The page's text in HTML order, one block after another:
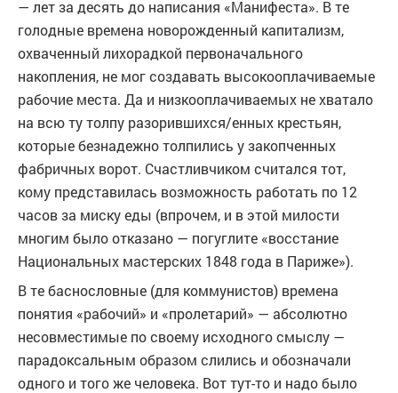
— лет за десять до написания «Манифеста». В те
голодные времена новорожденный капитализм,
охваченный лихорадкой первоначального
накопления, не мог создавать высокооплачиваемые
рабочие места. Да и низкооплачиваемых не хватало
на всю ту толпу разорившихся/енных крестьян,
которые безнадежно толпились у закопченных
фабричных ворот. Счастливчиком считался тот,
кому представилась возможность работать по 12
часов за миску еды (впрочем, и в этой милости
многим было отказано — погуглите «восстание
Национальных мастерских 1848 года в Париже»).
В те баснословные (для коммунистов) времена
понятия «рабочий» и «пролетарий» — абсолютно
несовместимые по своему исходного смыслу —
парадоксальным образом слились и обозначали
одного и того же человека. Вот тут-то и надо было